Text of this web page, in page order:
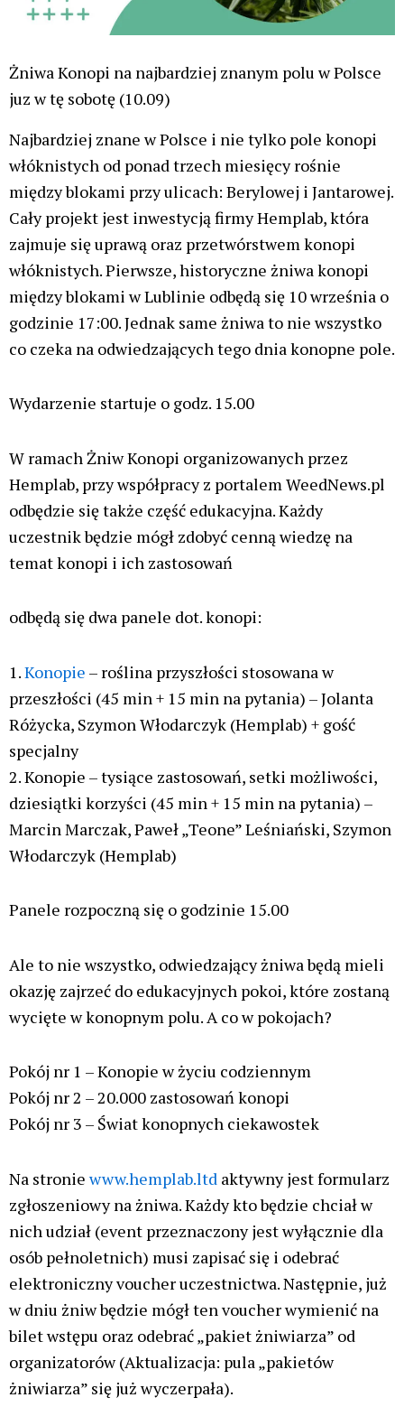
Żniwa Konopi na najbardziej znanym polu w Polsce
juz w tę sobotę (10.09)
Najbardziej znane w Polsce i nie tylko pole konopi
włóknistych od ponad trzech miesięcy rośnie
między blokami przy ulicach: Berylowej i Jantarowej.
Cały projekt jest inwestycją firmy Hemplab, która
zajmuje się uprawą oraz przetwórstwem konopi
włóknistych. Pierwsze, historyczne żniwa konopi
między blokami w Lublinie odbędą się 10 września o
godzinie 17:00. Jednak same żniwa to nie wszystko
co czeka na odwiedzających tego dnia konopne pole.
Wydarzenie startuje o godz. 15.00
W ramach Żniw Konopi organizowanych przez
Hemplab, przy współpracy z portalem WeedNews.pl
odbędzie się także część edukacyjna. Każdy
uczestnik będzie mógł zdobyć cenną wiedzę na
temat konopi i ich zastosowań
odbędą się dwa panele dot. konopi:
1.Konopie – roślina przyszłości stosowana w
przeszłości (45 min + 15 min na pytania) – Jolanta
Różycka, Szymon Włodarczyk (Hemplab) + gość
specjalny
2. Konopie – tysiące zastosowań, setki możliwości,
dziesiątki korzyści (45 min + 15 min na pytania) –
Marcin Marczak, Paweł „Teone” Leśniański, Szymon
Włodarczyk (Hemplab)
Panele rozpoczną się o godzinie 15.00
Ale to nie wszystko, odwiedzający żniwa będą mieli
okazję zajrzeć do edukacyjnych pokoi, które zostaną
wycięte w konopnym polu. A co w pokojach?
Pokój nr 1 – Konopie w życiu codziennym
Pokój nr 2 – 20.000 zastosowań konopi
Pokój nr 3 – Świat konopnych ciekawostek
Na stroniewww.hemplab.ltd aktywny jest formularz
zgłoszeniowy na żniwa. Każdy kto będzie chciał w
nich udział (event przeznaczony jest wyłącznie dla
osób pełnoletnich) musi zapisać się i odebrać
elektroniczny voucher uczestnictwa. Następnie, już
w dniu żniw będzie mógł ten voucher wymienić na
bilet wstępu oraz odebrać „pakiet żniwiarza” od
organizatorów (Aktualizacja: pula „pakietów
żniwiarza” się już wyczerpała).